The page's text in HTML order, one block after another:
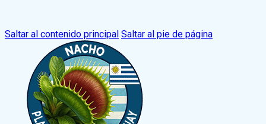
Saltar al contenido principal Saltar al pie de página